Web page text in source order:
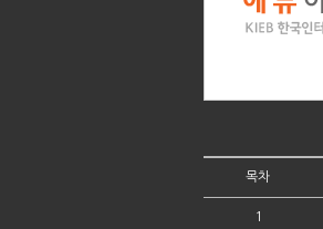
목차
1